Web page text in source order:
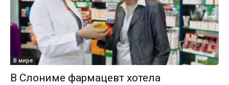
В мире
В Слониме фармацевт хотела